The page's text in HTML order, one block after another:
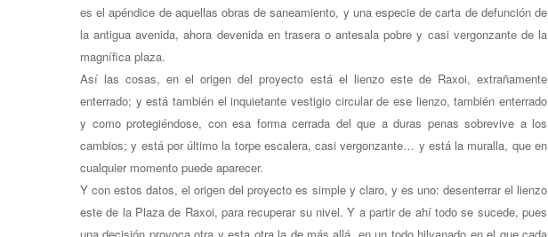
es el apéndice de aquellas obras de saneamiento, y una especie de carta de defunción de
la antigua avenida, ahora devenida en trasera o antesala pobre y casi vergonzante de la
magnífica plaza.
Así las cosas, en el origen del proyecto está el lienzo este de Raxoi, extrañamente
enterrado; y está también el inquietante vestigio circular de ese lienzo, también enterrado
y como protegiéndose, con esa forma cerrada del que a duras penas sobrevive a los
cambios; y está por último la torpe escalera, casi vergonzante… y está la muralla, que en
cualquier momento puede aparecer.
Y con estos datos, el origen del proyecto es simple y claro, y es uno: desenterrar el lienzo
este de la Plaza de Raxoi, para recuperar su nivel. Y a partir de ahí todo se sucede, pues